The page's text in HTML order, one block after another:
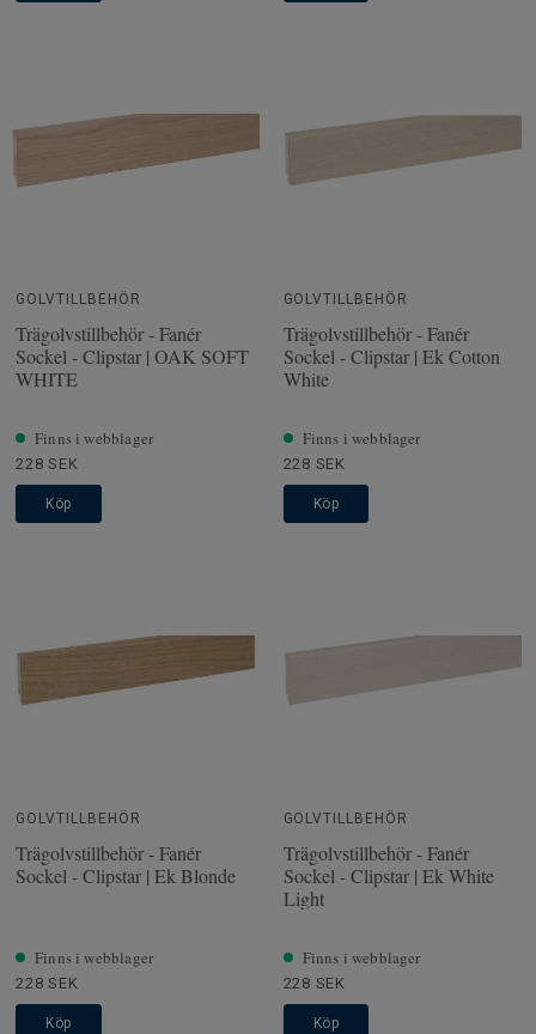
GOLVTILLBEHÖR
Trägolvstillbehör - Fanér
Sockel - Clipstar | OAK SOFT
WHITE
Finns i webblager
228 SEK
Köp
GOLVTILLBEHÖR
Trägolvstillbehör - Fanér
Sockel - Clipstar | Ek Cotton
White
Finns i webblager
228 SEK
Köp
GOLVTILLBEHÖR
Trägolvstillbehör - Fanér
Sockel - Clipstar | Ek Blonde
Finns i webblager
228 SEK
Köp
GOLVTILLBEHÖR
Trägolvstillbehör - Fanér
Sockel - Clipstar | Ek White
Light
Finns i webblager
228 SEK
Köp